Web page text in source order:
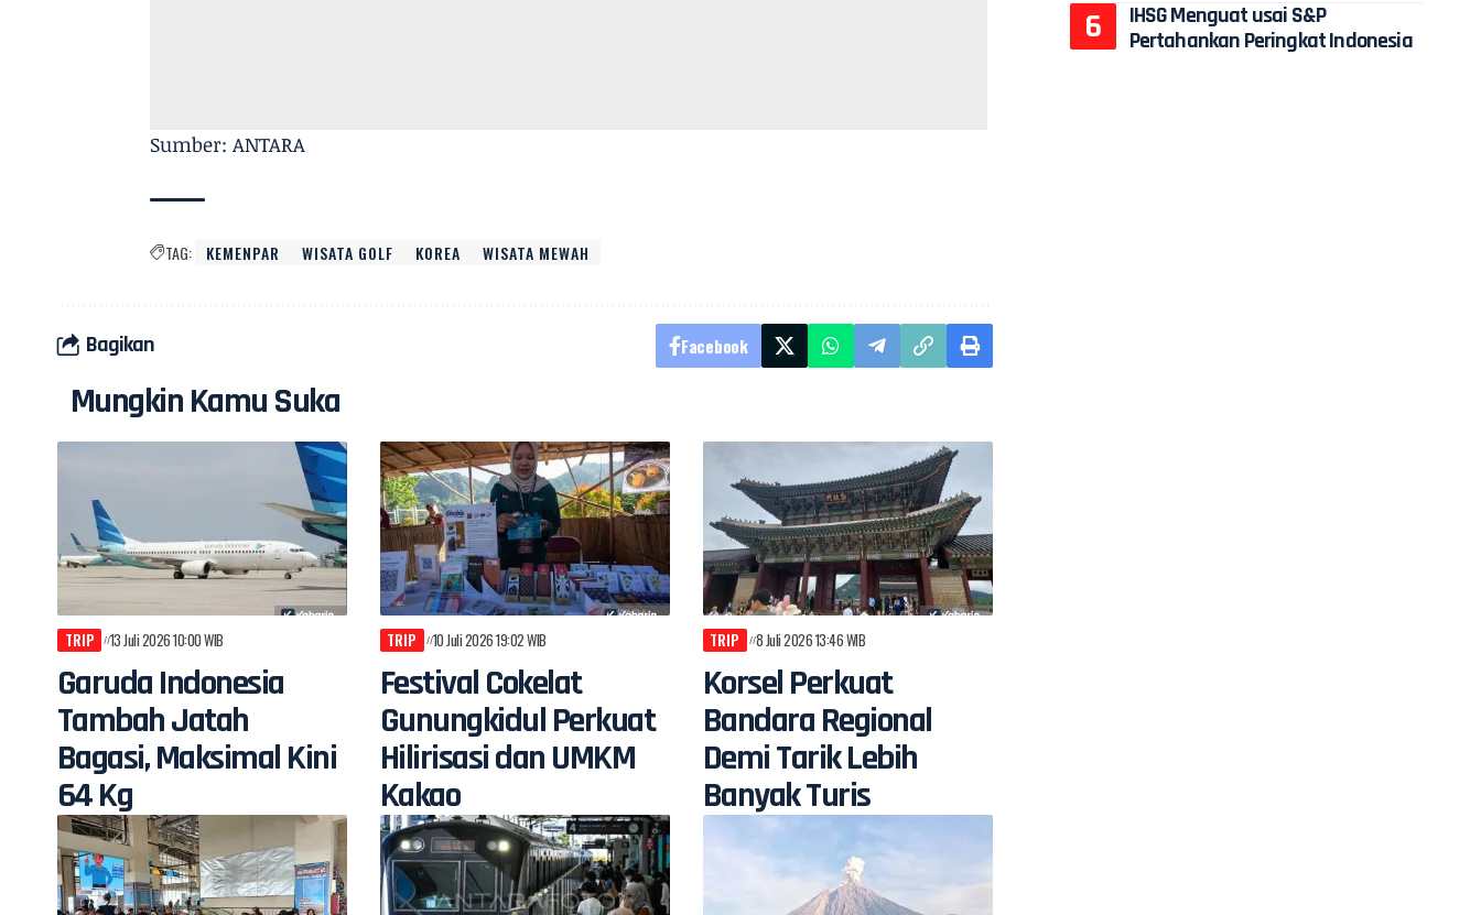
Sumber: ANTARA
TAG: KEMENPAR WISATA GOLF KOREA WISATA MEWAH
Bagikan Facebook
Mungkin Kamu Suka
TRIP 13 Juli 2026 10:00 WIB
Garuda Indonesia
Tambah Jatah
Bagasi, Maksimal Kini
64 Kg
TRIP 10 Juli 2026 19:02 WIB
Festival Cokelat
Gunungkidul Perkuat
Hilirisasi dan UMKM
Kakao
TRIP 8 Juli 2026 13:46 WIB
Korsel Perkuat
Bandara Regional
Demi Tarik Lebih
Banyak Turis
IHSG Menguat usai S&P
Pertahankan Peringkat Indonesia